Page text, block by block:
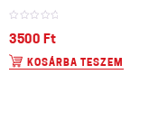
3500 Ft
KOSÁRBA TESZEM